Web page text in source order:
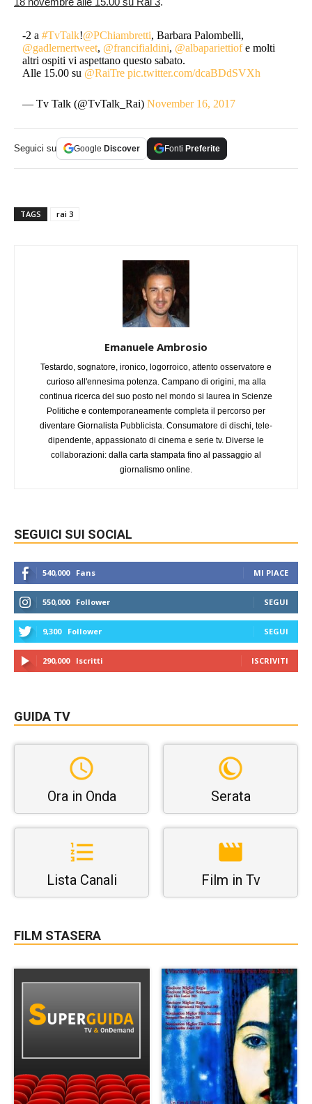
-2 a#TvTalk!@PChiambretti, Barbara Palombelli,
@gadlernertweet, @francifialdini, @albapariettiofe molti
altri ospiti vi aspettano questo sabato.
Alle 15.00 su @RaiTre pic.twitter.com/dcaBDdSVXh
— Tv Talk (@TvTalk_Rai)November 16, 2017
Seguici su Google Discover Fonti Preferite
TAGS rai 3
Emanuele Ambrosio
Testardo, sognatore, ironico, logorroico, attento osservatore e
curioso all'ennesima potenza. Campano di origini, ma alla
continua ricerca del suo posto nel mondo si laurea in Scienze
Politiche e contemporaneamente completa il percorso per
diventare Giornalista Pubblicista. Consumatore di dischi, tele-
dipendente, appassionato di cinema e serie tv. Diverse le
collaborazioni: dalla carta stampata fino al passaggio al
giornalismo online.
SEGUICI SUI SOCIAL
540,000 Fans MI PIACE
550,000 Follower SEGUI
9,300 Follower SEGUI
290,000 Iscritti ISCRIVITI
GUIDA TV
Ora in Onda Serata
Lista Canali Film in Tv
FILM STASERA